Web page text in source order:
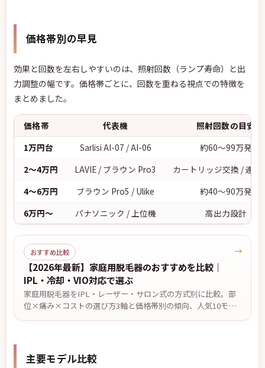
価格帯別の早見
効果と回数を左右しやすいのは、照射回数（ランプ寿命）と出
力調整の幅です。価格帯ごとに、回数を重ねる視点での特徴を
まとめました。
価格帯 代表機
照射回数の目安
1万円台
Sarlisi AI-07 / AI-06
約60〜99万発
2〜4万円
LAVIE / ブラウン Pro3
カートリッジ交換 / 連続
4〜6万円
ブラウン Pro5 / Ulike
約40〜90万発
6万円〜
パナソニック / 上位機 高出力設計
おすすめ比較
【2026年最新】家庭用脱毛器のおすすめを比較｜
IPL・冷却・VIO対応で選ぶ
家庭用脱毛器をIPL・レーザー・サロン式の方式別に比較。部
位×痛み×コストの選び方3軸と価格帯別の傾向、人気10モデ
ルの比較を編集部がまとめました。効果の感じ方には個人差が
→
主要モデル比較